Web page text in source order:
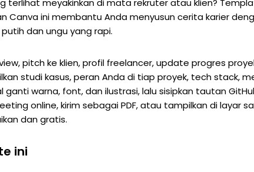
terlihat meyakinkan di mata rekruter atau klien?
Canva ini membantu Anda menyusun cerita karier
dan ungu yang rapi.
pitch ke klien, profil freelancer, update progres
studi kasus, peran Anda di tiap proyek, tech stack,
ganti warna, font, dan ilustrasi, lalu sisipkan tautan
online, kirim sebagai PDF, atau tampilkan di layar
dan gratis.
ini